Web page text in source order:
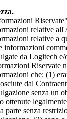
relative
relative a
informazioni
da Logitech
Riservate
che: (1)
dal
senza un
ottenute
parte senza